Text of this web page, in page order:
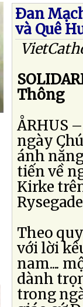
Ðan
và Quê
Thông
ÅRHUS
ngày
ánh
tiến về
Kirke
Theo
với lời
nam....
dành
trong